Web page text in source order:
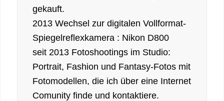
gekauft.
2013 Wechsel zur digitalen Vollformat-
Spiegelreflexkamera : Nikon D800
seit 2013 Fotoshootings im Studio:
Portrait, Fashion und Fantasy-Fotos mit
Fotomodellen, die ich über eine Internet
Comunity finde und kontaktiere.